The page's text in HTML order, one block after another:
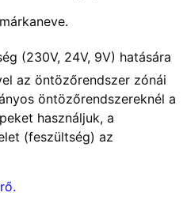
(230V, 24V, 9V) hatására
az öntözőrendszer zónái
öntözőrendszereknél a
használjuk, a
(feszültség) az